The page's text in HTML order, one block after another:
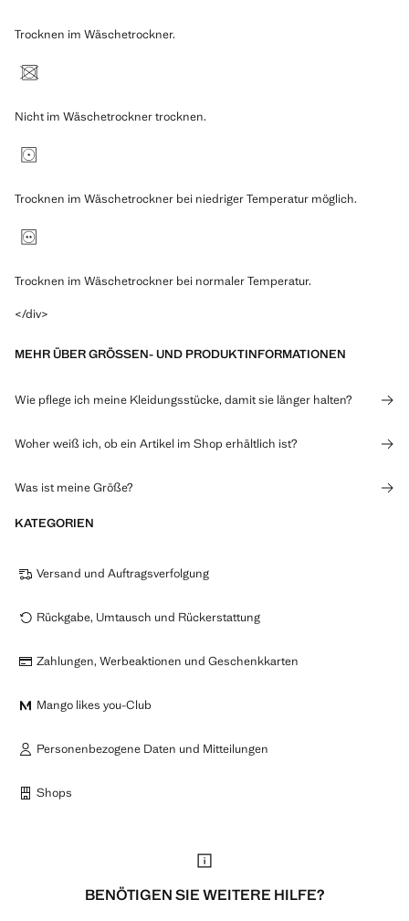
Trocknen im Wäschetrockner.
Nicht im Wäschetrockner trocknen.
Trocknen im Wäschetrockner bei niedriger Temperatur möglich.
Trocknen im Wäschetrockner bei normaler Temperatur.
</div>
MEHR ÜBER GRÖSSEN- UND PRODUKTINFORMATIONEN
Wie pflege ich meine Kleidungsstücke, damit sie länger halten?
Woher weiß ich, ob ein Artikel im Shop erhältlich ist?
Was ist meine Größe?
KATEGORIEN
Versand und Auftragsverfolgung
Rückgabe, Umtausch und Rückerstattung
Zahlungen, Werbeaktionen und Geschenkkarten
Mango likes you-Club
Personenbezogene Daten und Mitteilungen
Shops
BENÖTIGEN SIE WEITERE HILFE?